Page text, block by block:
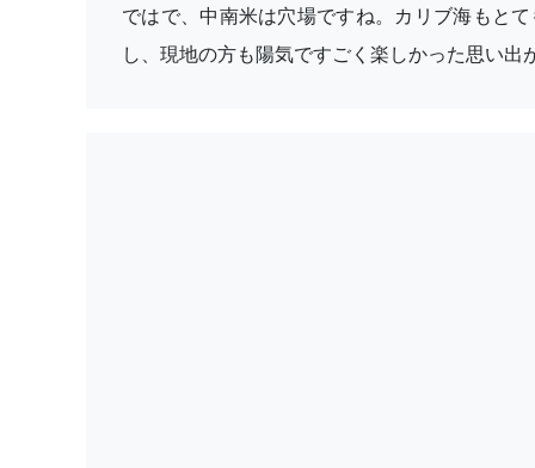
ではで、中南米は穴場ですね。カリブ海もと
し、現地の方も陽気ですごく楽しかった思い出